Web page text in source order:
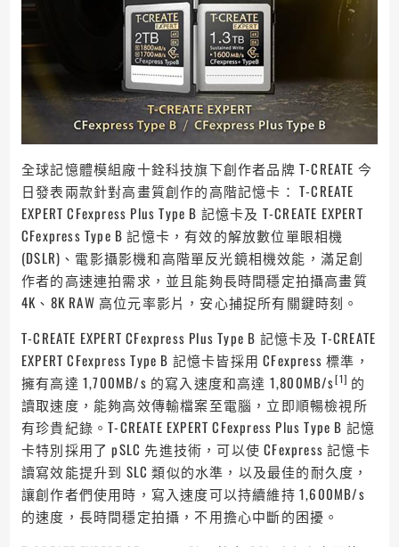
全球記憶體模組廠十銓科技旗下創作者品牌 T-CREATE 今
日發表兩款針對高畫質創作的高階記憶卡： T-CREATE
EXPERT CFexpress Plus Type B 記憶卡及 T-CREATE EXPERT
CFexpress Type B 記憶卡，有效的解放數位單眼相機
(DSLR)、電影攝影機和高階單反光鏡相機效能，滿足創
作者的高速連拍需求，並且能夠長時間穩定拍攝高畫質
4K、8K RAW 高位元率影片，安心捕捉所有關鍵時刻。
T-CREATE EXPERT CFexpress Plus Type B 記憶卡及 T-CREATE
EXPERT CFexpress Type B 記憶卡皆採用 CFexpress 標準，
擁有高達 1,700MB/s 的寫入速度和高達 1,800MB/s[1] 的
讀取速度，能夠高效傳輸檔案至電腦，立即順暢檢視所
有珍貴紀錄。T-CREATE EXPERT CFexpress Plus Type B 記憶
卡特別採用了 pSLC 先進技術，可以使 CFexpress 記憶卡
讀寫效能提升到 SLC 類似的水準，以及最佳的耐久度，
讓創作者們使用時，寫入速度可以持續維持 1,600MB/s
的速度，長時間穩定拍攝，不用擔心中斷的困擾。